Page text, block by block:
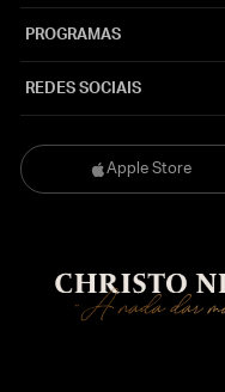
Apple Store
PROGRAMAS
REDES SOCIAIS